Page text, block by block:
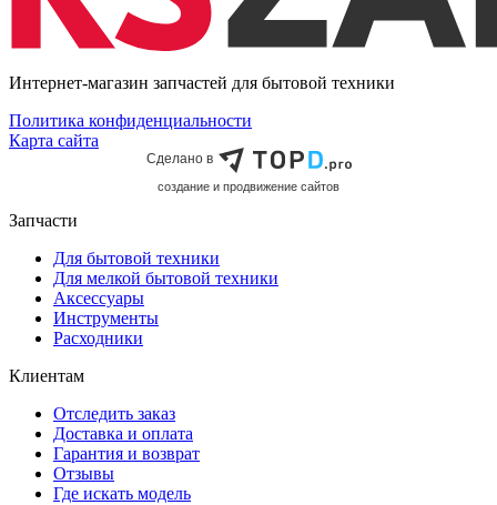
Интернет-магазин запчастей для бытовой техники
Политика конфиденциальности
Карта сайта
Сделано в
cоздание и продвижение сайтов
Запчасти
Для бытовой техники
Для мелкой бытовой техники
Аксессуары
Инструменты
Расходники
Клиентам
Отследить заказ
Доставка и оплата
Гарантия и возврат
Отзывы
Где искать модель